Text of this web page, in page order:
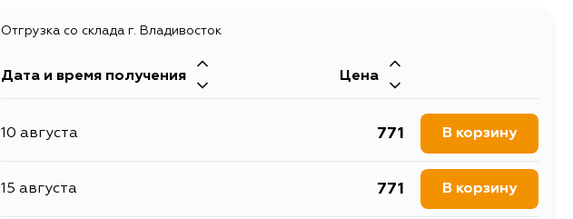
Отгрузка со склада г. Владивосток
Дата и время получения Цена
10 августа 771 В корзину
15 августа 771 В корзину